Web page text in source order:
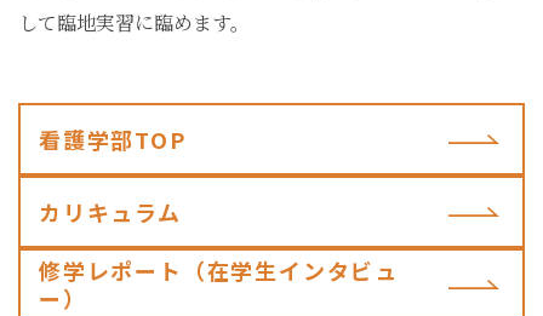
して臨地実習に臨めます。
看護学部TOP
カリキュラム
修学レポート（在学生インタビュ
ー）